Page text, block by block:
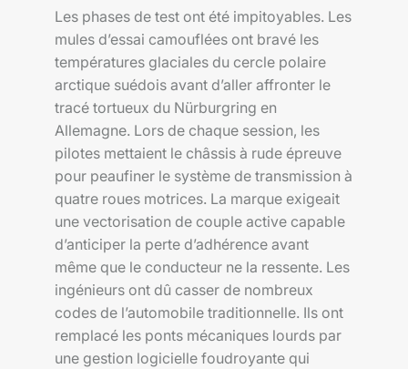
Les phases de test ont été impitoyables. Les
mules d’essai camouflées ont bravé les
températures glaciales du cercle polaire
arctique suédois avant d’aller affronter le
tracé tortueux du Nürburgring en
Allemagne. Lors de chaque session, les
pilotes mettaient le châssis à rude épreuve
pour peaufiner le système de transmission à
quatre roues motrices. La marque exigeait
une vectorisation de couple active capable
d’anticiper la perte d’adhérence avant
même que le conducteur ne la ressente. Les
ingénieurs ont dû casser de nombreux
codes de l’automobile traditionnelle. Ils ont
remplacé les ponts mécaniques lourds par
une gestion logicielle foudroyante qui